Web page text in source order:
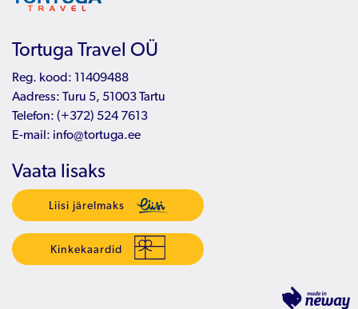
Tortuga Travel OÜ
Reg. kood: 11409488
Aadress: Turu 5, 51003 Tartu
Telefon: (+372) 524 7613
E-mail: info@tortuga.ee
Vaata lisaks
Liisi järelmaks
Kinkekaardid